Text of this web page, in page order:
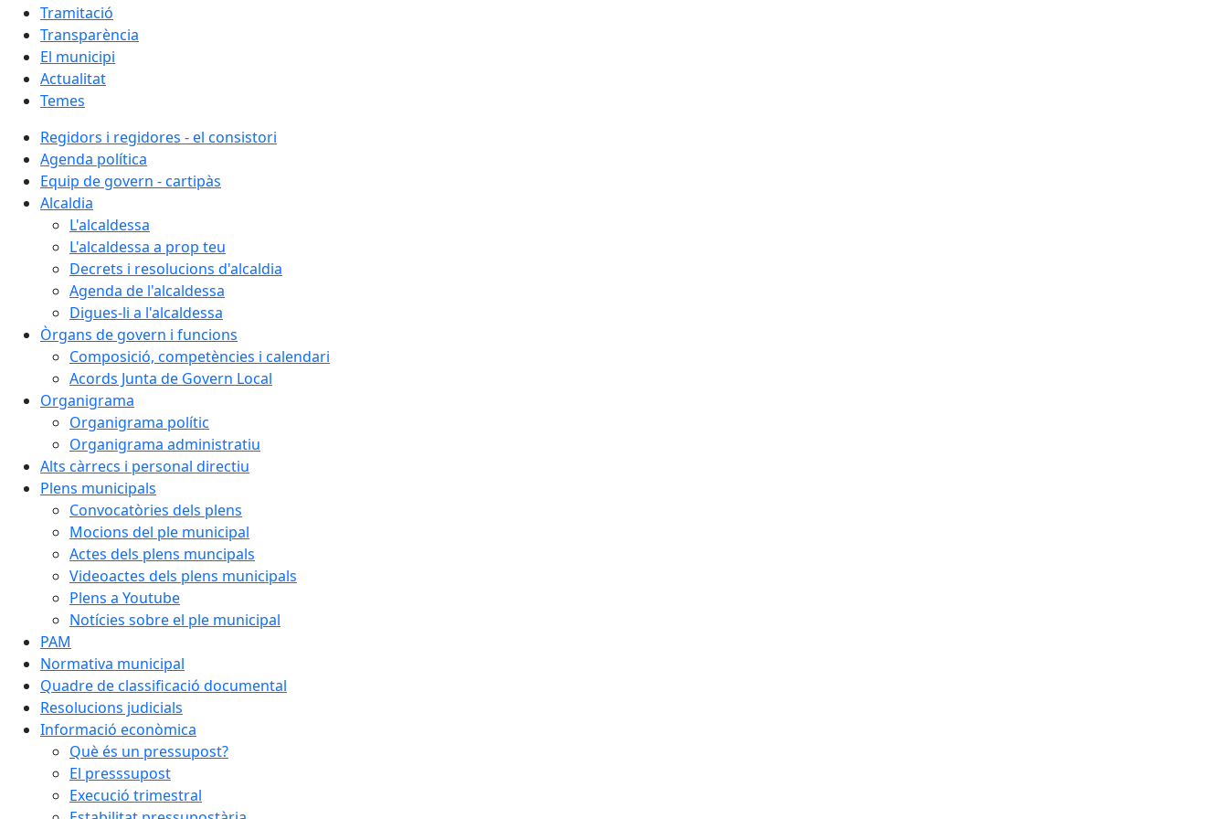
Tramitació
Transparència
El municipi
Actualitat
Temes
Regidors i regidores - el consistori
Agenda política
Equip de govern - cartipàs
Alcaldia
L'alcaldessa
L'alcaldessa a prop teu
Decrets i resolucions d'alcaldia
Agenda de l'alcaldessa
Digues-li a l'alcaldessa
Òrgans de govern i funcions
Composició, competències i calendari
Acords Junta de Govern Local
Organigrama
Organigrama polític
Organigrama administratiu
Alts càrrecs i personal directiu
Plens municipals
Convocatòries dels plens
Mocions del ple municipal
Actes dels plens muncipals
Videoactes dels plens municipals
Plens a Youtube
Notícies sobre el ple municipal
PAM
Normativa municipal
Quadre de classificació documental
Resolucions judicials
Informació econòmica
Què és un pressupost?
El presssupost
Execució trimestral